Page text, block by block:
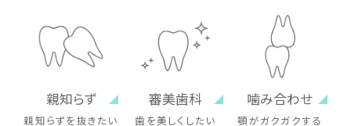
親知らず
親知らずを抜きたい
審美歯科
歯を美しくしたい
噛み合わせ
顎がガクガクする